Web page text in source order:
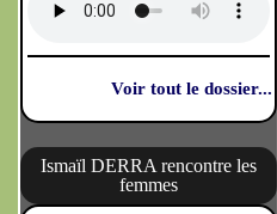
Voir tout le dossier...
Ismaïl DERRA rencontre les
femmes